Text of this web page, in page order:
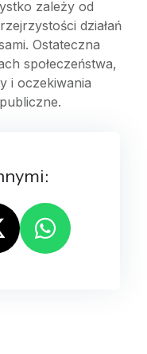
zależy od
działań
Ostateczna
społeczeństwa,
i oczekiwania